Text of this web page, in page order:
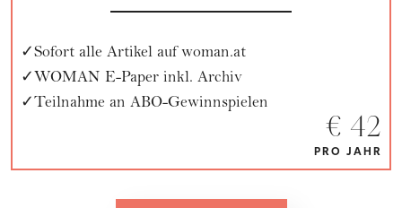
Sofort alle Artikel auf woman.at
WOMAN E-Paper inkl. Archiv
Teilnahme an ABO-Gewinnspielen
€ 42
PRO JAHR